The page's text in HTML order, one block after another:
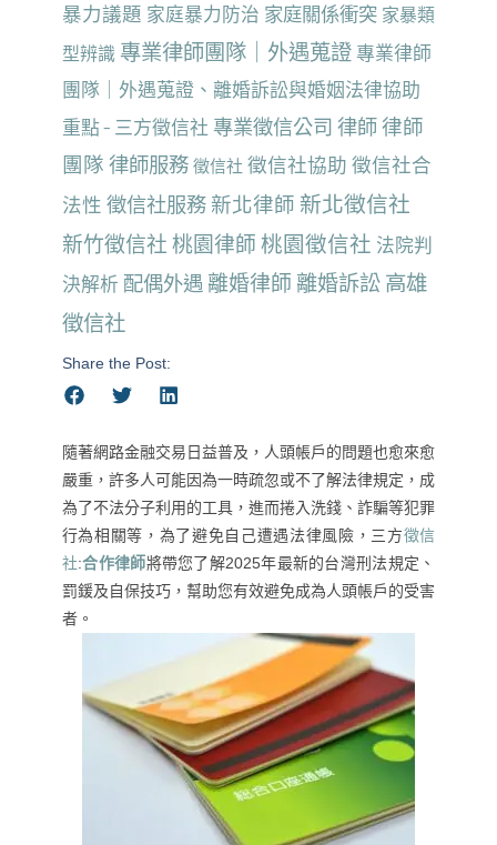
暴力議題 家庭暴力防治 家庭關係衝突 家暴類
型辨識 專業律師團隊｜外遇蒐證 專業律師
團隊｜外遇蒐證、離婚訴訟與婚姻法律協助
重點 - 三方徵信社 專業徵信公司 律師律師
團隊 律師服務 徵信社 徵信社協助 徵信社合
法性 徵信社服務 新北律師 新北徵信社
新竹徵信社 桃園律師 桃園徵信社 法院判
決解析 配偶外遇 離婚律師 離婚訴訟 高雄
徵信社
Share the Post:
隨著網路金融交易日益普及，人頭帳戶的問題也愈來愈
嚴重，許多人可能因為一時疏忽或不了解法律規定，成
為了不法分子利用的工具，進而捲入洗錢、詐騙等犯罪
行為相關等，為了避免自己遭遇法律風險，三方徵信
社:合作律師將帶您了解2025年最新的台灣刑法規定、
罰鍰及自保技巧，幫助您有效避免成為人頭帳戶的受害
者。